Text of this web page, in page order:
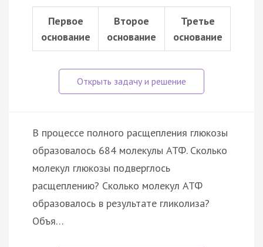
Первое
основание
Второе
основание
Третье
основание
В процессе полного расщепления глюкозы
образовалось 684 молекулы АТФ. Сколько
молекул глюкозы подверглось
расщеплению? Сколько молекул АТФ
образовалось в результате гликолиза?
Объя…